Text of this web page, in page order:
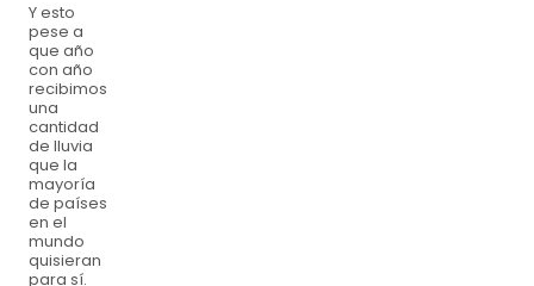
Y esto
pese a
que año
con año
recibimos
una
cantidad
de lluvia
que la
mayoría
de países
en el
mundo
quisieran
para sí.